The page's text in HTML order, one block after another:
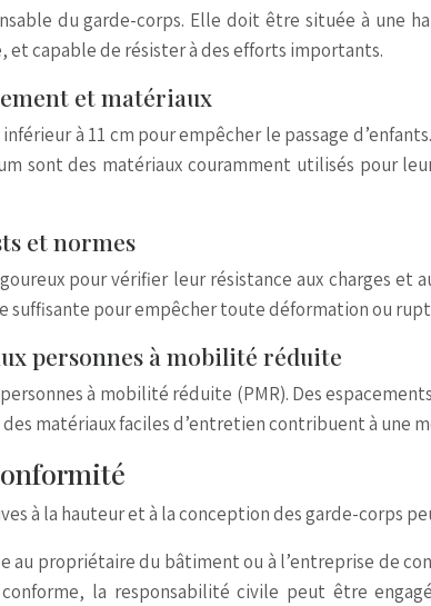
du garde-corps. Elle doit être située à une
capable de résister à des efforts importants.
et matériaux
à 11 cm pour empêcher le passage
sont des matériaux couramment utilisés
et normes
pour vérifier leur résistance aux charges
suffisante pour empêcher toute déformation ou
personnes à mobilité réduite
à mobilité réduite (PMR). Des
matériaux faciles d’entretien contribuent à une
à la hauteur et à la conception des garde-corps
propriétaire du bâtiment ou à l’entreprise de
la responsabilité civile peut être